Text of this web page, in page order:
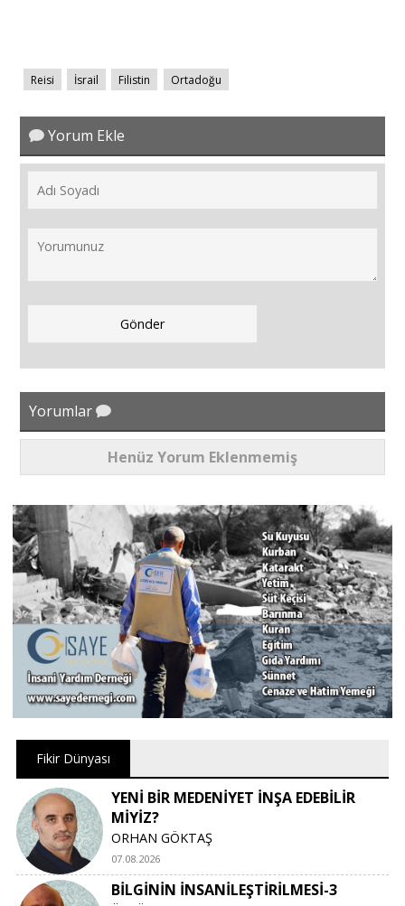
Reisi İsrail Filistin Ortadoğu
Yorum Ekle
Yorumlar
Henüz Yorum Eklenmemiş
Fikir Dünyası
YENİ BİR MEDENİYET İNŞA EDEBİLİR
MİYİZ?
ORHAN GÖKTAŞ
07.08.2026
BİLGİNİN İNSANİLEŞTİRİLMESİ-3